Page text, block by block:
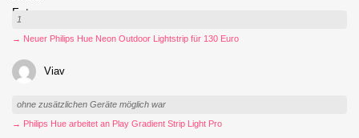
1
→ Neuer Philips Hue Neon Outdoor Lightstrip für 130 Euro
Viav
ohne zusätzlichen Geräte möglich war
→ Philips Hue arbeitet an Play Gradient Strip Light Pro